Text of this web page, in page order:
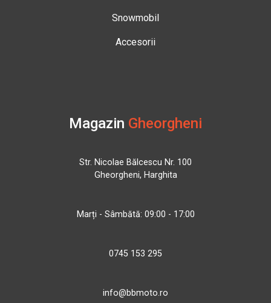
Snowmobil
Accesorii
Magazin Gheorgheni
Str. Nicolae Bălcescu Nr. 100
Gheorgheni, Harghita
Marți - Sâmbătă: 09:00 - 17:00
0745 153 295
info@bbmoto.ro